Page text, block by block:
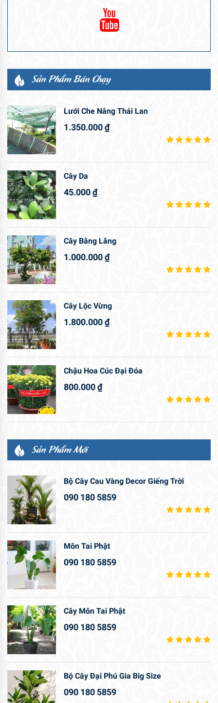
Sản Phẩm Bán Chạy
Lưới Che Nắng Thái Lan
1.350.000₫
Cây Da
45.000₫
Cây Bằng Lăng
1.000.000₫
Cây Lộc Vừng
1.800.000₫
Chậu Hoa Cúc Đại Đóa
800.000₫
Sản Phẩm Mới
Bộ Cây Cau Vàng Decor Giếng Trời
090 180 5859
Môn Tai Phật
090 180 5859
Cây Môn Tai Phật
090 180 5859
Bộ Cây Đại Phú Gia Big Size
090 180 5859